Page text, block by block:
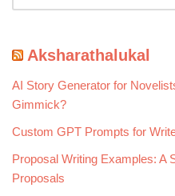
Aksharathalukal
AI Story Generator for
Gimmick?
Custom GPT Prompts for
Proposal Writing Examples: A
Proposals